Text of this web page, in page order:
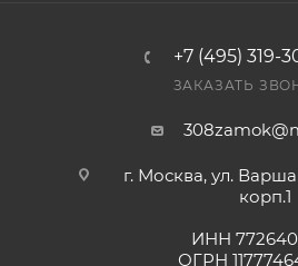
+7 (495) 319-
ЗАКАЗАТЬ
г. Москва, ул.
корп.1
ИНН
ОГРН